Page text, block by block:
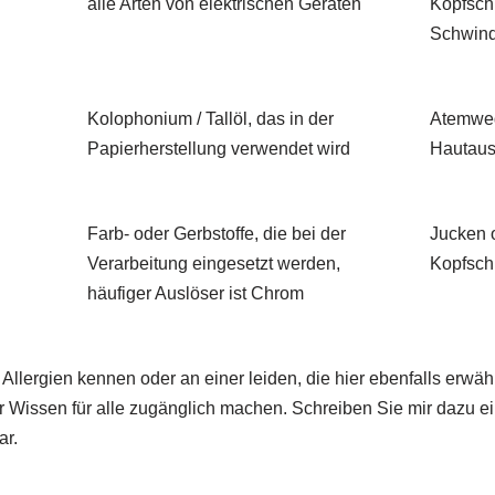
alle Arten von elektrischen Geräten
Kolophonium / Tallöl, das in der
Papierherstellung verwendet wird
Farb- oder Gerbstoffe, die bei der
Verarbeitung eingesetzt werden,
häufiger Auslöser ist Chrom
Jucken
kennen oder an einer leiden, die hier ebenfalls
Wissen für alle zugänglich machen. Schreiben Sie mir dazu